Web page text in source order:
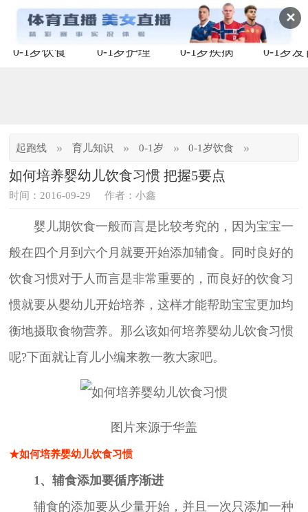
✕
0-1岁饮食 0-1岁护理 0-1岁疾病 0-1岁发
起跑线 » 育儿知识 » 0-1岁 » 0-1岁饮食 »
如何培养婴幼儿饮食习惯 把握5要点
时间：2016-09-29 作者：小鑫
婴儿期饮食一般而言是比较考究的，因为宝宝一
般在四个月到六个月就要开始添加辅食。同时良好的
饮食习惯对于人而言是非常重要的，而良好的饮食习
惯就要从婴幼儿开始培养，这样才能帮助宝宝更加均
衡地摄取食物营养。那么该如何培养婴幼儿饮食习惯
呢?下面就让育儿小编来教一教大家吧。
图片来源于华盖
★如何培养婴幼儿饮食习惯
1、辅食添加要循序渐进
辅食的添加要从少量开始，并且一次只添加一种